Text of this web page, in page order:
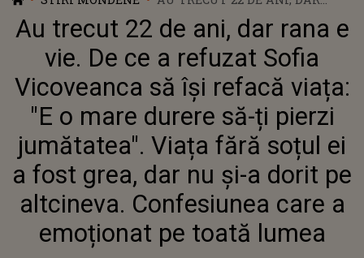
RANA E VIE. DE CE A REFUZAT
SOFIA VICOVEANCA SĂ ÎȘI
REFACĂ VIAȚA: "E O MARE
DURERE SĂ-ȚI PIERZI
JUMĂTATEA". VIAȚA FĂRĂ
SOȚUL EI A FOST GREA, DAR NU
ȘI-A DORIT PE ALTCINEVA.
CONFESIUNEA CARE A
EMOȚIONAT PE TOATĂ LUMEA
Au trecut 22 de ani, dar rana e
vie. De ce a refuzat Sofia
Vicoveanca să își refacă viața:
"E o mare durere să-ți pierzi
jumătatea". Viața fără soțul ei
a fost grea, dar nu și-a dorit pe
altcineva. Confesiunea care a
emoționat pe toată lumea